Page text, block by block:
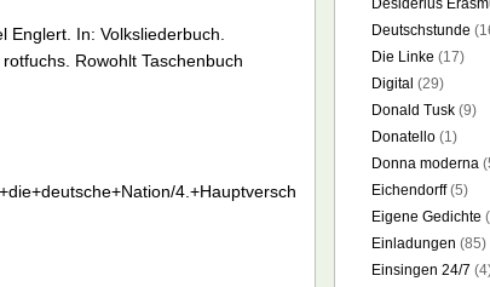
Englert. In: Volksliederbuch.
Rowohlt Taschenbuch
Desiderius
Deutschstunde
Die Linke (17)
Digital (29)
Donald Tusk (9)
Donatello (1)
Donna moderna
Eichendorff(5)
Eigene Gedichte
Einladungen (85)
Einsingen 24/7